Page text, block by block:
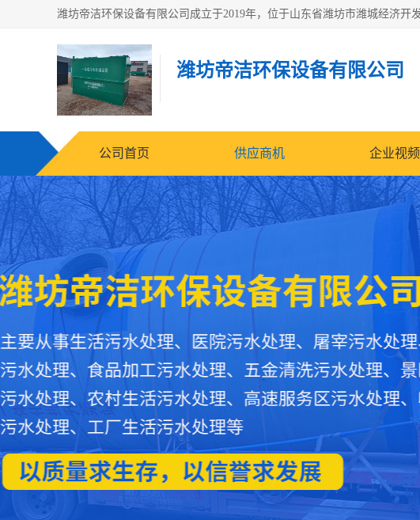
潍坊帝洁环保设备有限公司
公司首页 供应商机 企业视频